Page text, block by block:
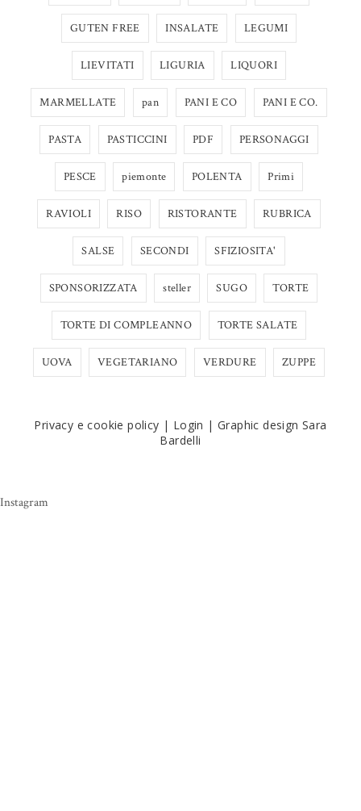
GUTEN FREE INSALATE LEGUMI
LIEVITATI LIGURIA LIQUORI
MARMELLATE pan PANI E CO PANI E CO.
PASTA PASTICCINI PDF PERSONAGGI
PESCE piemonte POLENTA Primi
RAVIOLI RISO RISTORANTE RUBRICA
SALSE SECONDI SFIZIOSITA'
SPONSORIZZATA steller SUGO TORTE
TORTE DI COMPLEANNO TORTE SALATE
UOVA VEGETARIANO VERDURE ZUPPE
Privacy e cookie policy | Login | Graphic design Sara
Bardelli
Instagram